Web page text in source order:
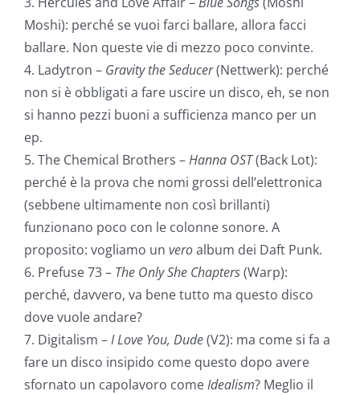
Moshi): perché se vuoi farci ballare, allora facci
ballare. Non queste vie di mezzo poco convinte.
4. Ladytron – Gravity the Seducer(Nettwerk): perché
non si è obbligati a fare uscire un disco, eh, se non
si hanno pezzi buoni a sufficienza manco per un
ep.
5. The Chemical Brothers –Hanna OST(Back Lot):
perché è la prova che nomi grossi dell’elettronica
(sebbene ultimamente non così brillanti)
funzionano poco con le colonne sonore. A
proposito: vogliamo un veroalbum dei Daft Punk.
6. Prefuse 73 – The Only She Chapters(Warp):
perché, davvero, va bene tutto ma questo disco
dove vuole andare?
7. Digitalism –I Love You, Dude(V2): ma come si fa a
fare un disco insipido come questo dopo avere
sfornato un capolavoro comeIdealism? Meglio il